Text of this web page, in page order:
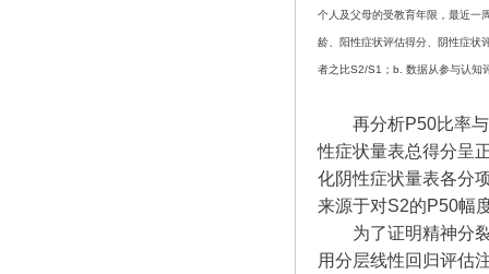
个人及父母的受教育年限，最近一
龄、阳性症状评估得分、阴性症状
者之比S2/S1；b. 数据从参与认知
再分析P50比率
性症状量表总得分呈
化阴性症状量表各分
来源于对S2的P50幅
为了证明精神分
用分层线性回归评估